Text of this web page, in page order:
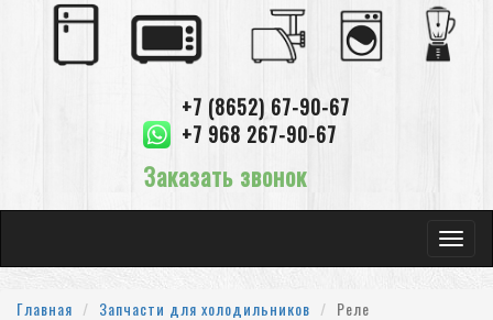
+7 (8652) 67-90-67
+7 968 267-90-67
Заказать звонок
Toggle
Главная
Запчасти для холодильников Реле